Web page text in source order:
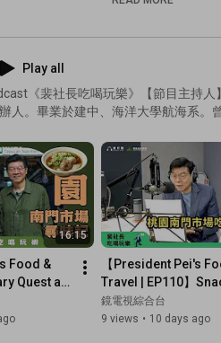
so envious of
went back to
http://pse.is/
https://reurl.cc/
🪐Subscribe to
🪐Like Mirror
Play all
《裴社長吃喝玩樂》【節目主持人
人。畢業於建中、海洋大學航海系。
人稱「裴社長」。在步調緊湊又高壓
學，品味這句話的深意，此人必得兩樣
藏版的生活玩家。他繼承父親品味生
鳥，著迷篆刻、寫詩，從觀星象水手
藝精湛更不在話下。前些年為教雙胞
，成為暢銷作家，現在更多了一個新的
，又戲言「被媒體業耽誤的美食家」
意？《鏡好聽》直擊小隊不顧自身風
接抓大Boss來Postcast開講！直擊小
師能喝，因為養生茶千杯不醉，比水
天嚷嚷小確幸的直擊小隊，更懂沉浸在
16:15
Food &
Quest at
Market!
【President Pei's
Travel | EP110】
Taoyuan Nanmen
Da-Zai-Xian, Rice
鏡電視綜合台
9 views • 10 days ago